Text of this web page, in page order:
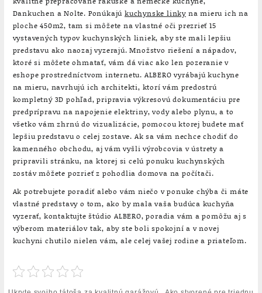
Dankuchen a Nolte. Ponúkajú kuchynske linkyna mieru ich na
ploche 450m2, tam si môžete na vlastné oči prezrieť 15
vystavených typov kuchynských liniek, aby ste mali lepšiu
predstavu ako naozaj vyzerajú. Množstvo riešení a nápadov,
ktoré si môžete ohmatať, vám dá viac ako len pozeranie v
eshope prostredníctvom internetu. ALBERO vyrábajú kuchyne
na mieru, navrhujú ich architekti, ktorí vám predostrú
kompletný 3D pohľad, pripravia výkresovú dokumentáciu pre
predprípravu na napojenie elektriny, vody alebo plynu, a to
všetko vám zhrnú do vizualizácie, pomocou ktorej budete mať
lepšiu predstavu o celej zostave. Ak sa vám nechce chodiť do
kamenného obchodu, aj vám vyšli výrobcovia v ústrety a
pripravili stránku, na ktorej si celú ponuku kuchynských
zostáv môžete pozrieť z pohodlia domova na počítači.
Ak potrebujete poradiť alebo vám niečo v ponuke chýba či máte
vlastné predstavy o tom, ako by mala vaša budúca kuchyňa
vyzerať, kontaktujte štúdio ALBERO, poradia vám a pomôžu aj s
výberom materiálov tak, aby ste boli spokojní a v novej
kuchyni chutilo nielen vám, ale celej vašej rodine a priateľom.